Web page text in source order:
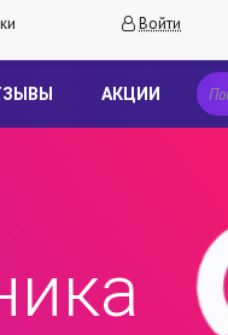
Войти
АКЦИИ